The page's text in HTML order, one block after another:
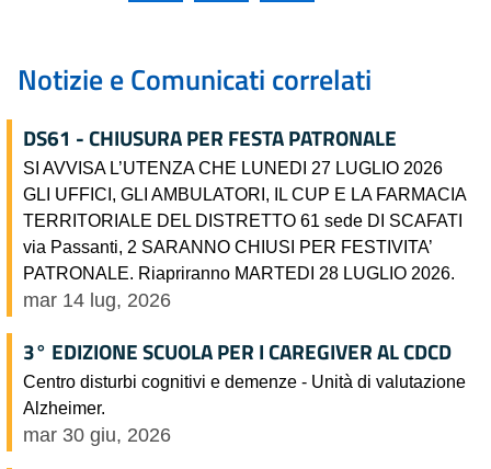
Notizie e Comunicati correlati
DS61 - CHIUSURA PER FESTA PATRONALE
SI AVVISA L’UTENZA CHE LUNEDI 27 LUGLIO 2026
GLI UFFICI, GLI AMBULATORI, IL CUP E LA FARMACIA
TERRITORIALE DEL DISTRETTO 61 sede DI SCAFATI
via Passanti, 2 SARANNO CHIUSI PER FESTIVITA’
PATRONALE. Riapriranno MARTEDI 28 LUGLIO 2026.
mar 14 lug, 2026
3° EDIZIONE SCUOLA PER I CAREGIVER AL CDCD
Centro disturbi cognitivi e demenze - Unità di valutazione
Alzheimer.
mar 30 giu, 2026